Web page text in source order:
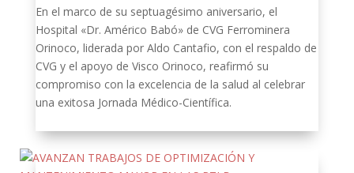
En el marco de su septuagésimo aniversario, el
Hospital «Dr. Américo Babó» de CVG Ferrominera
Orinoco, liderada por Aldo Cantafio, con el respaldo de
CVG y el apoyo de Visco Orinoco, reafirmó su
compromiso con la excelencia de la salud al celebrar
una exitosa Jornada Médico-Científica.